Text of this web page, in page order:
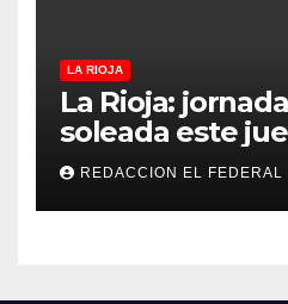
LA RIOJA
La Rioja:
soleada este
temperaturas
el viernes
REDACCION EL FEDERAL